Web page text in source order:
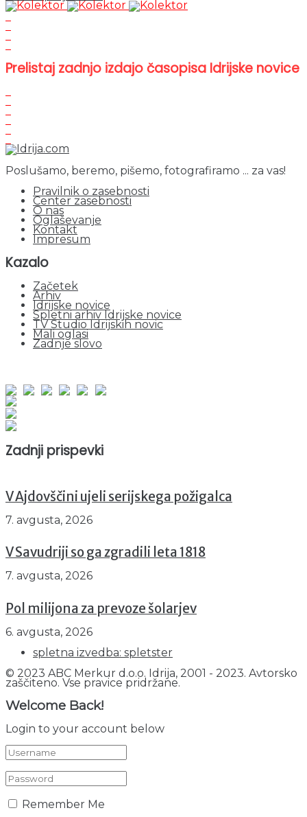
Prelistaj zadnjo izdajo časopisa Idrijske novice
Poslušamo, beremo, pišemo, fotografiramo ... za vas!
Pravilnik o zasebnosti
Center zasebnosti
O nas
Oglaševanje
Kontakt
Impresum
Kazalo
Začetek
Arhiv
Idrijske novice
Spletni arhiv Idrijske novice
TV Studio Idrijskih novic
Mali oglasi
Zadnje slovo
Zadnji prispevki
V Ajdovščini ujeli serijskega požigalca
7. avgusta, 2026
V Savudriji so ga zgradili leta 1818
7. avgusta, 2026
Pol milijona za prevoze šolarjev
6. avgusta, 2026
spletna izvedba: spletster
© 2023 ABC Merkur d.o.o. Idrija, 2001 - 2023. Avtorsko
zaščiteno. Vse pravice pridržane.
Welcome Back!
Login to your account below
Remember Me